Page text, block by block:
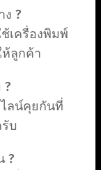
?
ช้เครื่องพิมพ์
ลูกค้า
?
ลน์คุยกันที่
บ
?